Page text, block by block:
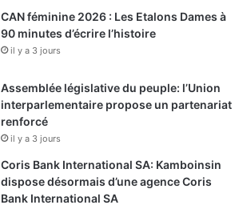
CAN féminine 2026 : Les Etalons Dames à
90 minutes d’écrire l’histoire
il y a 3 jours
Assemblée législative du peuple: l’Union
interparlementaire propose un partenariat
renforcé
il y a 3 jours
Coris Bank International SA: Kamboinsin
dispose désormais d’une agence Coris
Bank International SA